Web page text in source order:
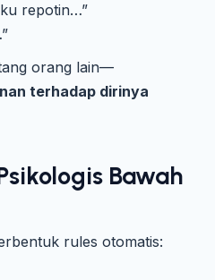
repotin…”
orang lain—
terhadap dirinya
Bawah
rules otomatis: